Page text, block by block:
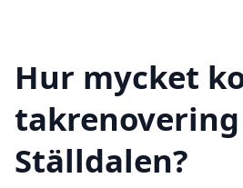
Hur mycket
Ställdalen?